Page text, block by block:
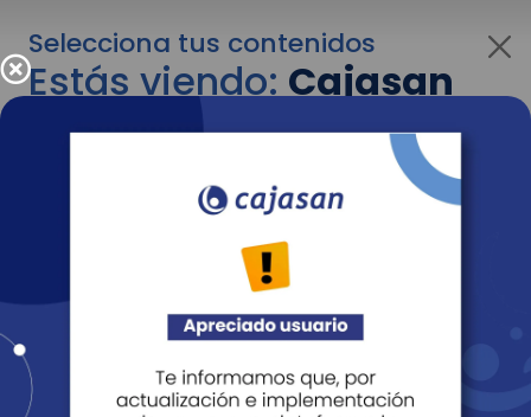
Selecciona tus contenidos
Estás viendo:Cajasan
corporativo
Para cambiar al contenido de tu interés más
adelante recuerda utilizar el menú
Entendido